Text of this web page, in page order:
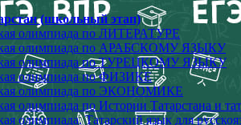
(школьный этап)
олимпиада по ЛИТЕРАТУРЕ
олимпиада по АРАБСКОМУ ЯЗЫКУ
олимпиада по ТУРЕЦКОМУ ЯЗЫКУ
олимпиада по ФИЗИКЕ
олимпиада по ЭКОНОМИКЕ
олимпиада по Истории Татарстана и
олимпиада. Татарский язык для